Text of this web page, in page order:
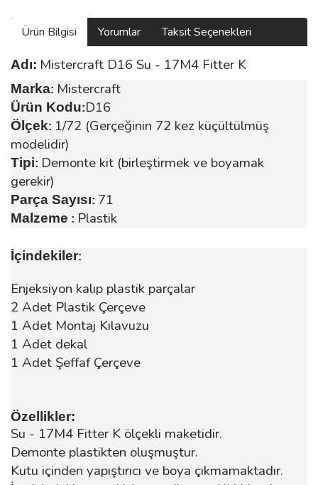
Ürün Bilgisi Yorumlar Taksit Seçenekleri
Adı: Mistercraft D16 Su - 17M4 Fitter K
Marka: Mistercraft
Ürün Kodu:D16
Ölçek: 1/72 (Gerçeğinin 72 kez küçültülmüş
modelidir)
Tipi: Demonte kit (birleştirmek ve boyamak
gerekir)
Parça Sayısı: 71
Malzeme : Plastik
İçindekiler:
Enjeksiyon kalıp plastik parçalar
2 Adet Plastik Çerçeve
1 Adet Montaj Kılavuzu
1 Adet dekal
1 Adet Şeffaf Çerçeve
Özellikler:
Su - 17M4 Fitter K ölçekli maketidir.
Demonte plastikten oluşmuştur.
Kutu içinden yapıştırıcı ve boya çıkmamaktadır.